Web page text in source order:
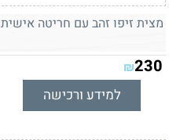
מצית זיפו זהב עם חריטה אישית
₪230
למידע ורכישה